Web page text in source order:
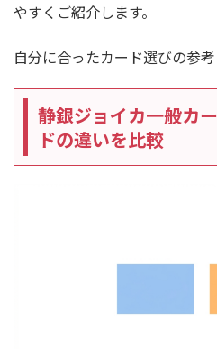
やすくご紹介します。
自分に合ったカード選びの参
静銀ジョイカ一般カ
ドの違いを比較